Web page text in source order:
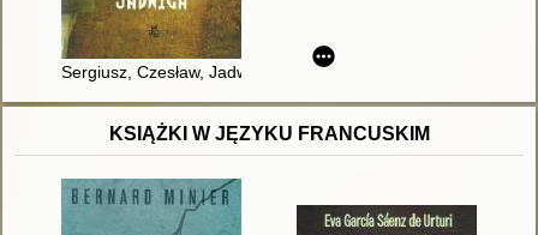
Sergiusz, Czesław, Jadwiga
KSIĄŻKI W JĘZYKU FRANCUSKIM